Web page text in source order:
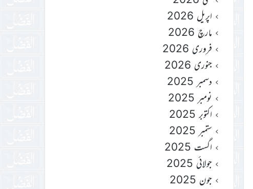
اپریل 2026
مارچ 2026
فروری 2026
جنوری 2026
دسمبر 2025
نومبر 2025
اکتوبر 2025
ستمبر 2025
اگست 2025
جولائی 2025
جون 2025